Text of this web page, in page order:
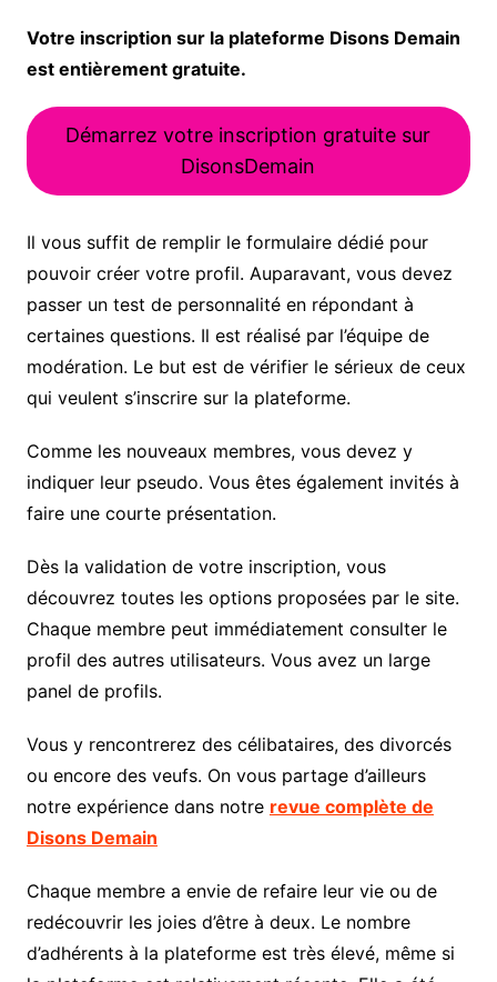
Votre inscription sur la plateforme Disons Demain
est entièrement gratuite.
Démarrez votre inscription gratuite sur
DisonsDemain
Il vous suffit de remplir le formulaire dédié pour
pouvoir créer votre profil. Auparavant, vous devez
passer un test de personnalité en répondant à
certaines questions. Il est réalisé par l’équipe de
modération. Le but est de vérifier le sérieux de ceux
qui veulent s’inscrire sur la plateforme.
Comme les nouveaux membres, vous devez y
indiquer leur pseudo. Vous êtes également invités à
faire une courte présentation.
Dès la validation de votre inscription, vous
découvrez toutes les options proposées par le site.
Chaque membre peut immédiatement consulter le
profil des autres utilisateurs. Vous avez un large
panel de profils.
Vous y rencontrerez des célibataires, des divorcés
ou encore des veufs. On vous partage d’ailleurs
notre expérience dans notre revue complète de
Disons Demain
Chaque membre a envie de refaire leur vie ou de
redécouvrir les joies d’être à deux. Le nombre
d’adhérents à la plateforme est très élevé, même si